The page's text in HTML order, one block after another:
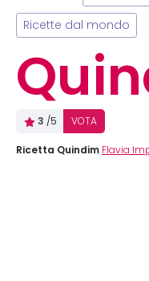
Ricette dal mondo
3 /5 VOTA
Ricetta Quindim Flavia